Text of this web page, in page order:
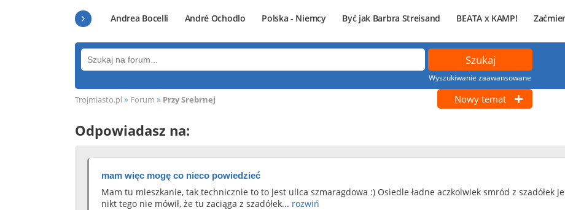
Andrea Bocelli André Ochodlo Polska - Niemcy Być jak Barbra Streisand BEATA x KAMP!
Wyszukiwanie zaawansowane
Trojmiasto.pl » Forum » Przy Srebrnej Nowy temat
Odpowiadasz na:
mam więc mogę co nieco powiedzieć
Mam tu mieszkanie, tak technicznie to to jest ulica szmaragdowa :) Osiedle ładne aczkolwiek smród z szadółek
nikt tego nie mówił, że tu zaciąga z szadółek... rozwiń